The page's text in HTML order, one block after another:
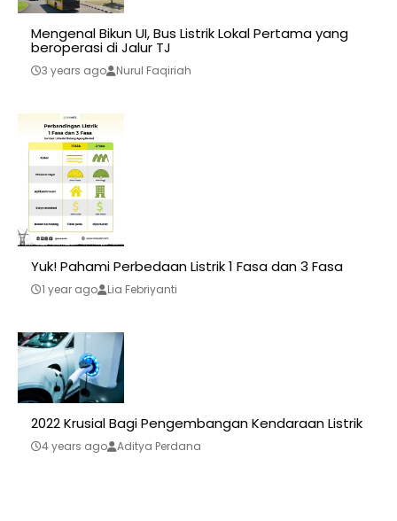
Mengenal Bikun UI, Bus Listrik Lokal Pertama yang
beroperasi di Jalur TJ
3 years ago Nurul Faqiriah
Yuk! Pahami Perbedaan Listrik 1 Fasa dan 3 Fasa
1 year ago Lia Febriyanti
2022 Krusial Bagi Pengembangan Kendaraan Listrik
4 years ago Aditya Perdana